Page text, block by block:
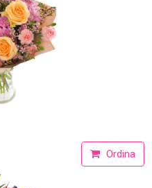
Ordina